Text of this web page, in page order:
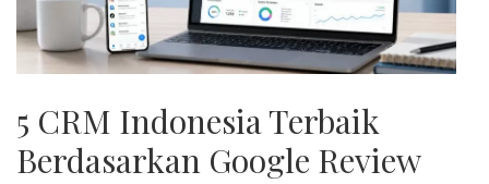
5 CRM Indonesia Terbaik
Berdasarkan Google Review